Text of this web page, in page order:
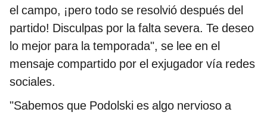
el campo, ¡pero todo se resolvió después del
partido! Disculpas por la falta severa. Te deseo
lo mejor para la temporada", se lee en el
mensaje compartido por el exjugador vía redes
sociales.
"Sabemos que Podolski es algo nervioso a